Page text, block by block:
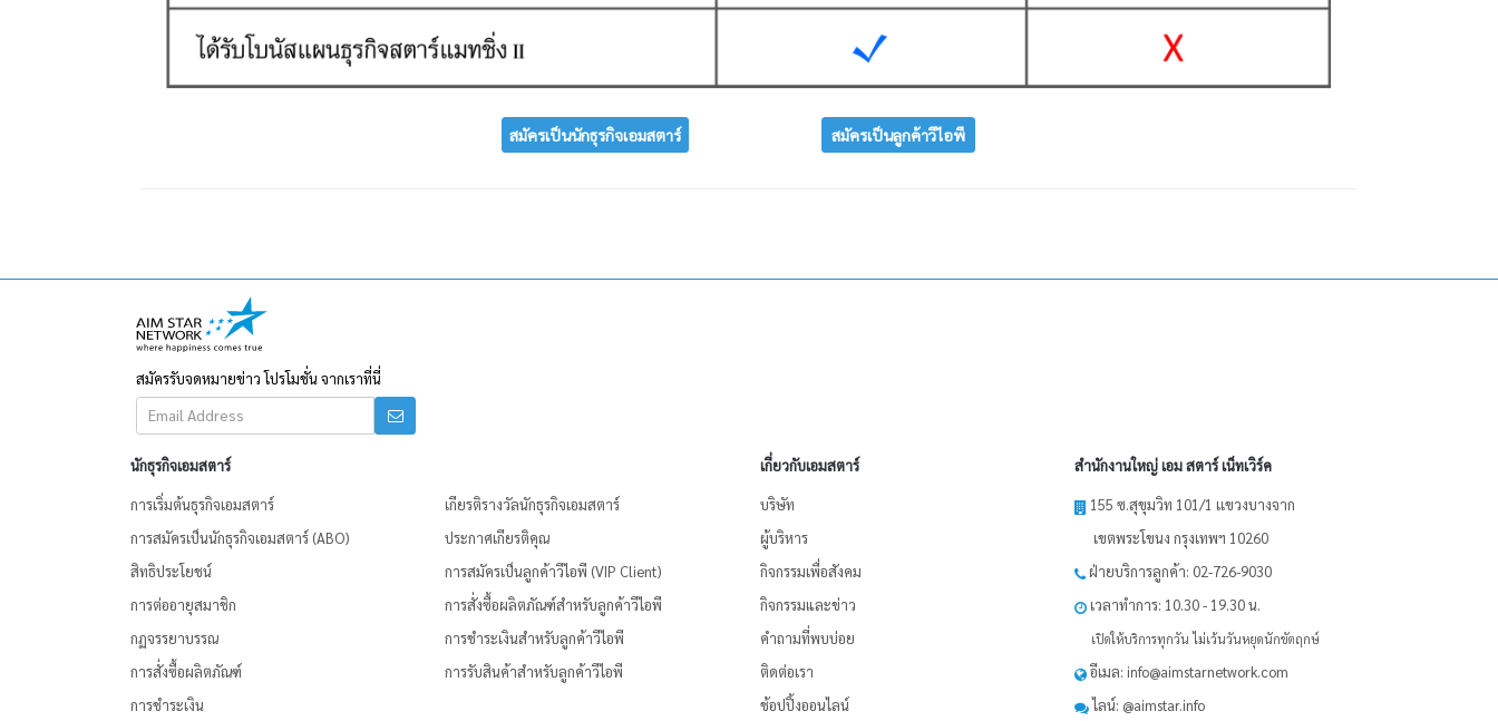
สมัครเป็นนักธุรกิจเอมสตาร์ สมัครเป็นลูกค้าวีไอพี
สมัครรับจดหมายข่าว โปรโมชั่น จากเราที่นี่
นักธุรกิจเอมสตาร์
การเริ่มต้นธุรกิจเอมสตาร์
การสมัครเป็นนักธุรกิจเอมสตาร์ (ABO)
สิทธิประโยชน์
การต่ออายุสมาชิก
กฏจรรยาบรรณ
การสั่งซื้อผลิตภัณฑ์
การชำระเงิน
เกียรติรางวัลนักธุรกิจเอมสตาร์
ประกาศเกียรติคุณ
การสมัครเป็นลูกค้าวีไอพี (VIP Client)
การสั่งซื้อผลิตภัณฑ์สำหรับลูกค้าวีไอพี
การชำระเงินสำหรับลูกค้าวีไอพี
การรับสินค้าสำหรับลูกค้าวีไอพี
เกี่ยวกับเอมสตาร์
บริษัท
ผู้บริหาร
กิจกรรมเพื่อสังคม
กิจกรรมและข่าว
คำถามที่พบบ่อย
ติดต่อเรา
ช้อปปิ้งออนไลน์
สำนักงานใหญ่ เอม สตาร์ เน็ทเวิร์ค
155 ซ.สุขุมวิท 101/1 เเขวงบางจาก
เขตพระโขนง กรุงเทพฯ 10260
ฝ่ายบริการลูกค้า: 02-726-9030
เวลาทำการ: 10.30 - 19.30 น.
เปิดให้บริการทุกวัน ไม่เว้นวันหยุดนักขัตฤกษ์
อีเมล: info@aimstarnetwork.com
ไลน์: @aimstar.info